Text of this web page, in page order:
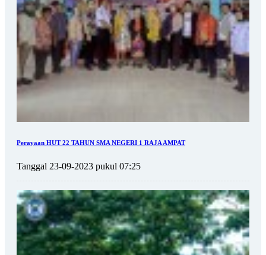
Perayaan HUT 22 TAHUN SMA NEGERI 1 RAJA AMPAT
Tanggal 23-09-2023 pukul 07:25